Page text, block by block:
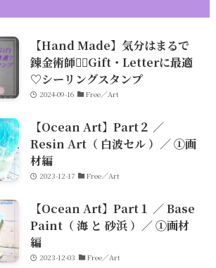
【Hand Made】気分はまるで
錬金術師🧙‍♀️Gift・Letterに最適
♡シーリングスタンプ
2024-09-16 Free／Art
【Ocean Art】Part２ ／
Resin Art（ 白波セル ）／ ①画
材編
2023-12-17 Free／Art
【Ocean Art】Part１ ／ Base
Paint（ 海 と 砂浜 ）／ ①画材
編
2023-12-03 Free／Art